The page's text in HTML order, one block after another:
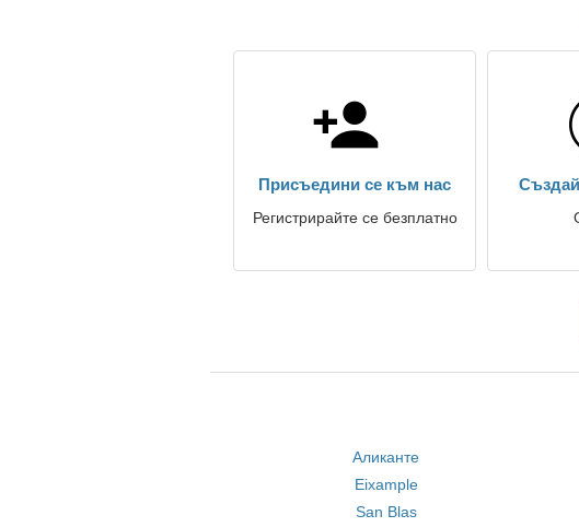
Присъедини се към нас
Регистрирайте се безплатно
Аликанте
Eixample
San Blas